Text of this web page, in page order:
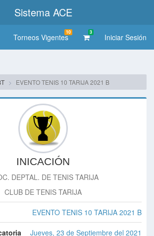
Sistema ACE
Torneos Vigentes
10 3
Iniciar Sesión
EVENTO TENIS 10 TARIJA 2021 B
INICACIÓN
DEPTAL. DE TENIS TARIJA
CLUB DE TENIS TARIJA
EVENTO TENIS 10 TARIJA 2021 B
Jueves, 23 de Septiembre del 2021